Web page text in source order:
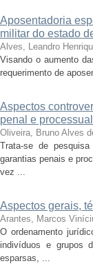
Aposentadoria
militar do estado
Alves, Leandro
Visando o aumento
requerimento de
Aspectos
penal e
Oliveira, Bruno Alves
Trata-se de
garantias penais e
vez ...
Aspectos gerais,
Arantes, Marcos
O ordenamento
indivíduos e grupos
esparsas, ...